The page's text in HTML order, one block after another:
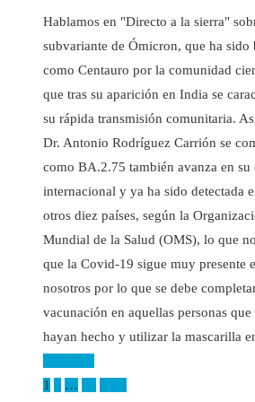
Hablamos en "Directo a la sierra"
subvariante de Ómicron, que ha sido
como Centauro por la comunidad
que tras su aparición en India se
su rápida transmisión comunitaria.
Dr. Antonio Rodríguez Carrión se
como BA.2.75 también avanza en su
internacional y ya ha sido detectada
otros diez países, según la
Mundial de la Salud (OMS), lo que
que la Covid-19 sigue muy presente
nosotros por lo que se debe
vacunación en aquellas personas
hayan hecho y utilizar la mascarilla
Paginación
1 …